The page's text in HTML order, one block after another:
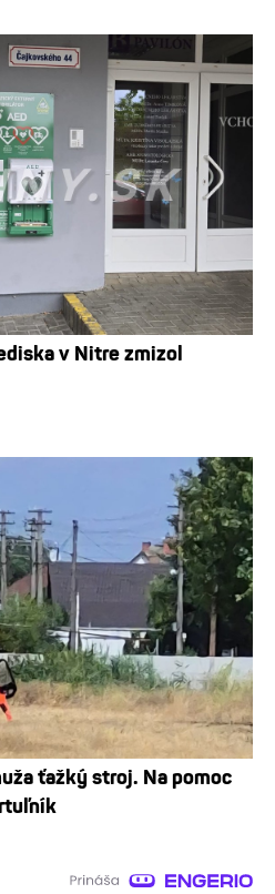
v Nitre zmizol
ťažký stroj. Na pomoc